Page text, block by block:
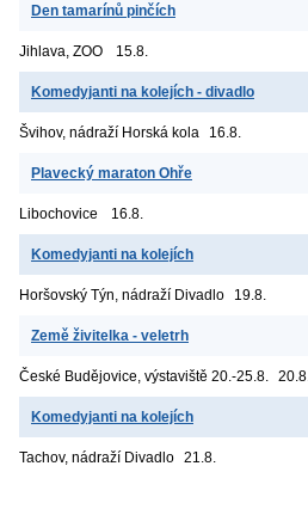
Den tamarínů pinčích
Jihlava, ZOO 15.8.
Komedyjanti na kolejích - divadlo
Švihov, nádraží Horská kola 16.8.
Plavecký maraton Ohře
Libochovice 16.8.
Komedyjanti na kolejích
Horšovský Týn, nádraží Divadlo 19.8.
Země živitelka - veletrh
České Budějovice, výstaviště 20.-25.8. 20.8.
Komedyjanti na kolejích
Tachov, nádraží Divadlo 21.8.